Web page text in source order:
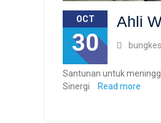
OCT
30
Ahli
Santunan untuk
Sinergi
Read more